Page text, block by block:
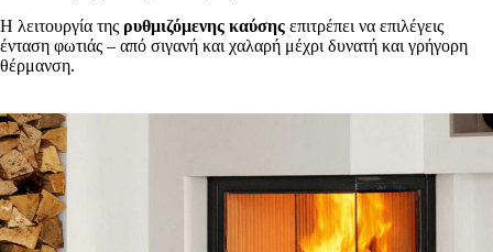
Η λειτουργία της ρυθμιζόμενης καύσης επιτρέπει να επιλέγεις
ένταση φωτιάς – από σιγανή και χαλαρή μέχρι δυνατή και γρήγορη
θέρμανση.